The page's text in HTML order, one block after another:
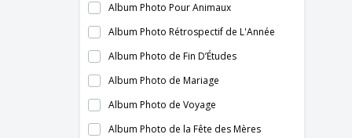
Album Photo Pour Animaux
Album Photo Rétrospectif de L'Année
Album Photo de Fin D’Études
Album Photo de Mariage
Album Photo de Voyage
Album Photo de la Fête des Mères